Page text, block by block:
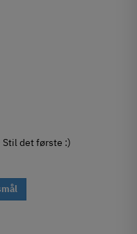
Stil det første :)